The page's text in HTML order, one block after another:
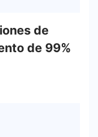
de
de 99%